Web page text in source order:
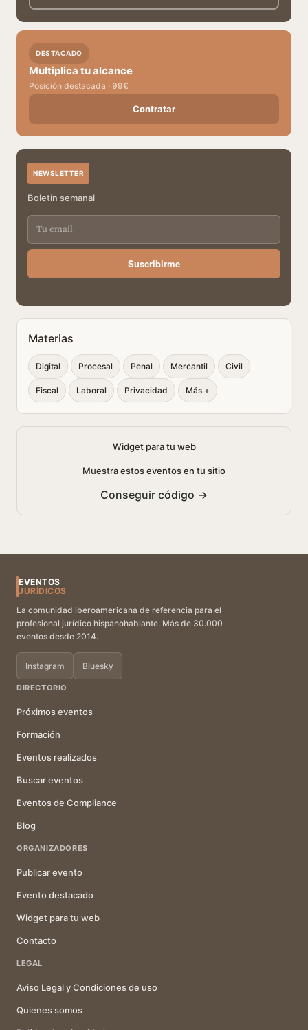
DESTACADO
Multiplica tu alcance
Posición destacada · 99€
Contratar
NEWSLETTER
Boletín semanal
Suscribirme
Materias
Digital Procesal Penal Mercantil Civil
Fiscal Laboral Privacidad Más +
Widget para tu web
Muestra estos eventos en tu sitio
Conseguir código →
EVENTOS
JURÍDICOS
La comunidad iberoamericana de referencia para el
profesional jurídico hispanohablante. Más de 30.000
eventos desde 2014.
Instagram Bluesky
DIRECTORIO
Próximos eventos
Formación
Eventos realizados
Buscar eventos
Eventos de Compliance
Blog
ORGANIZADORES
Publicar evento
Evento destacado
Widget para tu web
Contacto
LEGAL
Aviso Legal y Condiciones de uso
Quienes somos